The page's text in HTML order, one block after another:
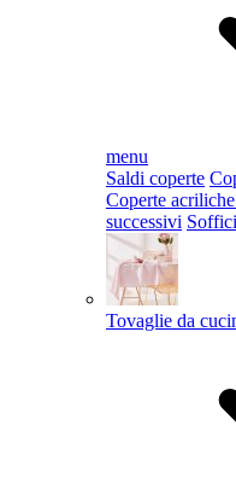
menu
Saldi coperte
Coperte
successivi
Tovaglie da